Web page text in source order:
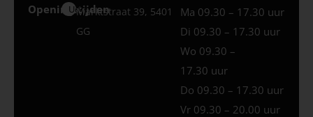
Openingstijden
Uden
Marktstraat 39, 5401
GG
Ma 09.30 – 17.30 uur
Di 09.30 – 17.30 uur
Wo 09.30 –
17.30 uur
Do 09.30 – 17.30 uur
Vr 09.30 – 20.00 uur